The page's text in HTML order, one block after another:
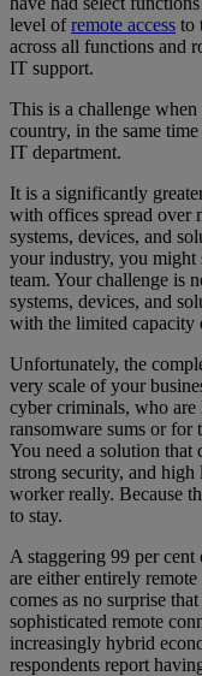
level ofremote access to
across all functions and
IT support.
This is a challenge when
country, in the same
IT department.
It is a significantly
with offices spread over
systems, devices, and
your industry, you
team. Your challenge is
systems, devices, and
with the limited capacity
Unfortunately, the
very scale of your
cyber criminals, who
ransomware sums or for
You need a solution that
strong security, and
worker really. Because
to stay.
A staggering 99 per cent
are either entirely
comes as no surprise
sophisticated remote
increasingly hybrid
respondents report